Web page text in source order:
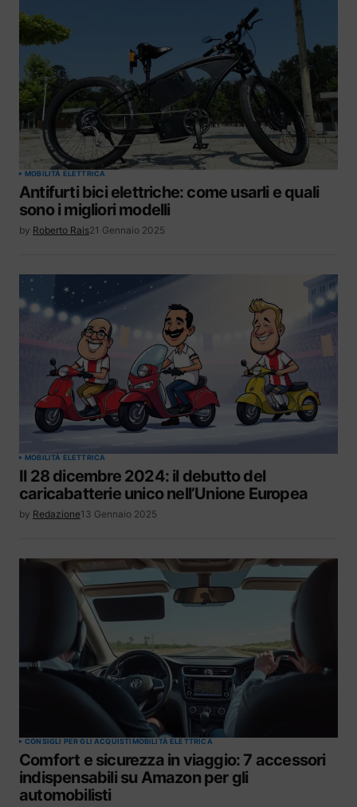
MOBILITÀ ELETTRICA
Antifurti bici elettriche: come usarli e quali
sono i migliori modelli
by Roberto Rais21 Gennaio 2025
MOBILITÀ ELETTRICA
Il 28 dicembre 2024: il debutto del
caricabatterie unico nell’Unione Europea
by Redazione13 Gennaio 2025
CONSIGLI PER GLI ACQUISTIMOBILITÀ ELETTRICA
Comfort e sicurezza in viaggio: 7 accessori
indispensabili su Amazon per gli
automobilisti